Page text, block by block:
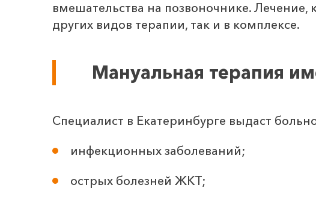
вмешательства на позвоночнике.
других видов терапии, так и в комплексе.
Мануальная терапия
Специалист в Екатеринбурге выдаст
инфекционных заболеваний;
острых болезней ЖКТ;